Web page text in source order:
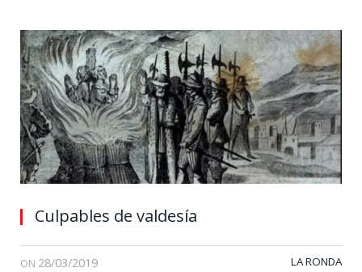
Culpables de valdesía
ON 28/03/2019 LA RONDA